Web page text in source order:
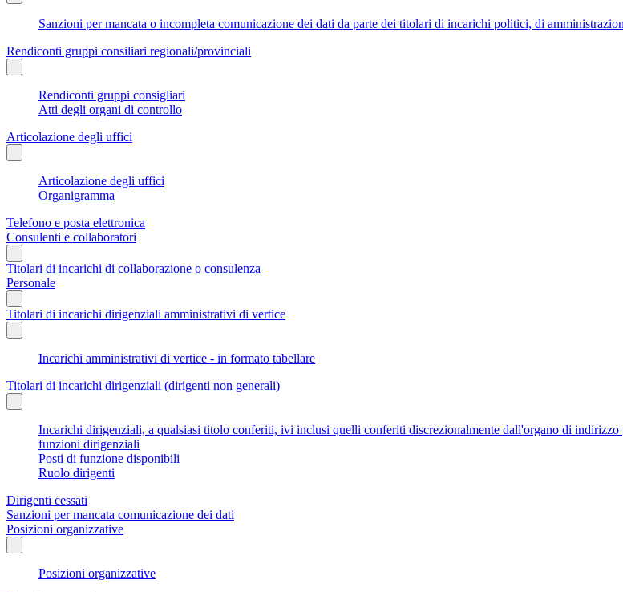
Sanzioni per mancata o incompleta comunicazione dei dati da parte dei titolari di incarichi politici, di
Rendiconti gruppi consiliari regionali/provinciali
Rendiconti gruppi consigliari
Atti degli organi di controllo
Articolazione degli uffici
Articolazione degli uffici
Organigramma
Telefono e posta elettronica
Consulenti e collaboratori
Titolari di incarichi di collaborazione o consulenza
Personale
Titolari di incarichi dirigenziali amministrativi di vertice
Incarichi amministrativi di vertice - in formato tabellare
Titolari di incarichi dirigenziali (dirigenti non generali)
Incarichi dirigenziali, a qualsiasi titolo conferiti, ivi inclusi quelli conferiti discrezionalmente dall'organo di
funzioni dirigenziali
Posti di funzione disponibili
Ruolo dirigenti
Dirigenti cessati
Sanzioni per mancata comunicazione dei dati
Posizioni organizzative
Posizioni organizzative